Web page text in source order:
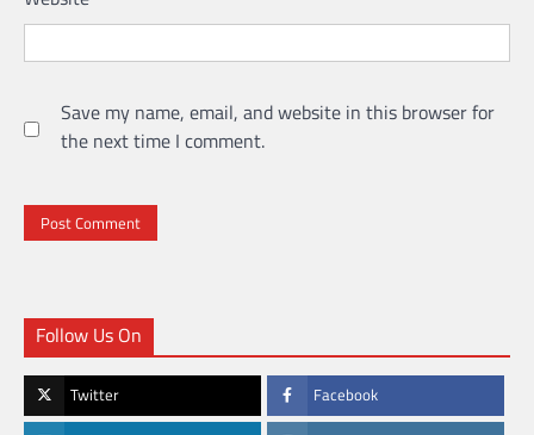
Save my name, email, and website in this browser for
the next time I comment.
Follow Us On
Twitter Facebook